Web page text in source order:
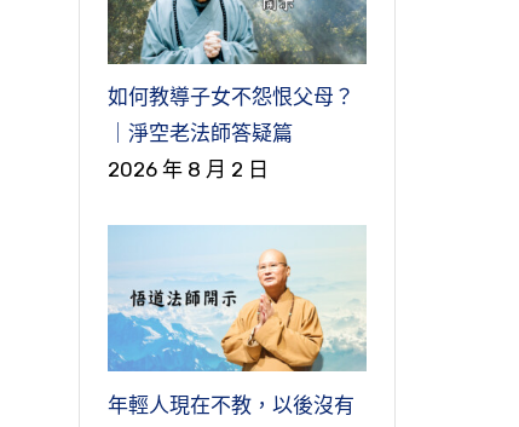
如何教導子女不怨恨父母？
｜淨空老法師答疑篇
2026 年 8 月 2 日
年輕人現在不教，以後沒有